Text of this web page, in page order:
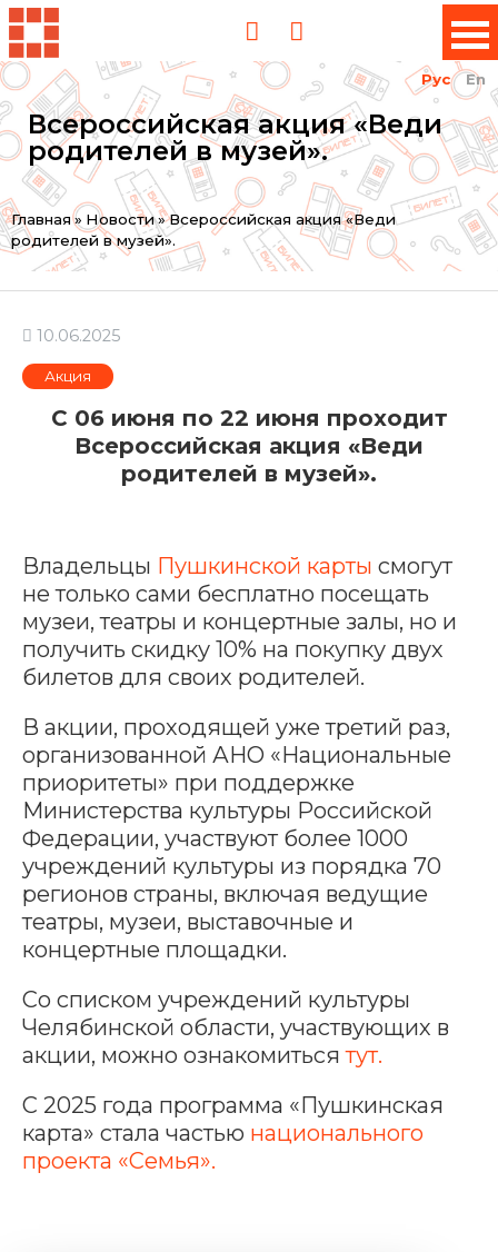
Рус En
Всероссийская акция «Веди
родителей в музей».
Вы
здесь
Главная » Новости»Всероссийская акция «Веди
родителей в музей».
10.06.2025
Акция
С 06 июня по 22 июня проходит
Всероссийская акция «Веди
родителей в музей».
Владельцы Пушкинской карты смогут
не только сами бесплатно посещать
музеи, театры и концертные залы, но и
получить скидку 10% на покупку двух
билетов для своих родителей.
В акции, проходящей уже третий раз,
организованной АНО «Национальные
приоритеты» при поддержке
Министерства культуры Российской
Федерации, участвуют более 1000
учреждений культуры из порядка 70
регионов страны, включая ведущие
театры, музеи, выставочные и
концертные площадки.
Со списком учреждений культуры
Челябинской области, участвующих в
акции, можно ознакомитьсятут.
С 2025 года программа «Пушкинская
карта» стала частью национального
проекта «Семья».